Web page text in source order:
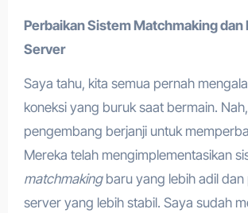
Perbaikan Sistem Matchmaking dan
Server
Saya tahu, kita semua pernah
koneksi yang buruk saat bermain.
pengembang berjanji untuk
Mereka telah mengimplementasikan
matchmakingbaru yang lebih adil dan
server yang lebih stabil. Saya sudah